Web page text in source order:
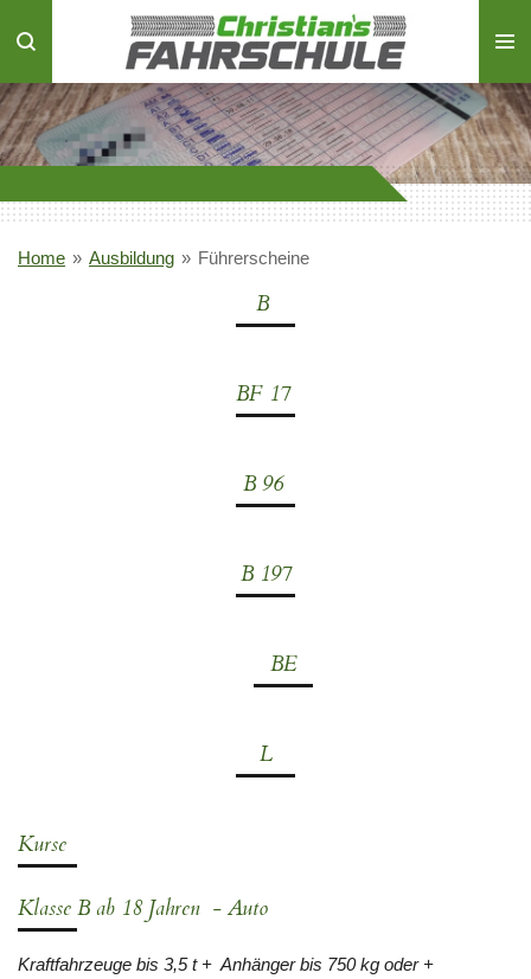
Hauptinhalt
springen
Home » Ausbildung » Führerscheine
B
BF 17
B 96
B 197
BE
L
Kurse
Klasse B ab 18 Jahren - Auto
Kraftfahrzeuge bis 3,5 t + Anhänger bis 750 kg oder +